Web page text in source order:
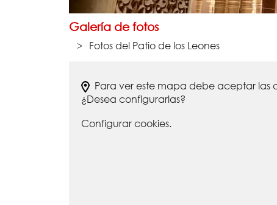
Galería de fotos
Fotos del Patio de los Leones
Para ver este mapa debe aceptar las
¿Desea configurarlas?
Configurar cookies.